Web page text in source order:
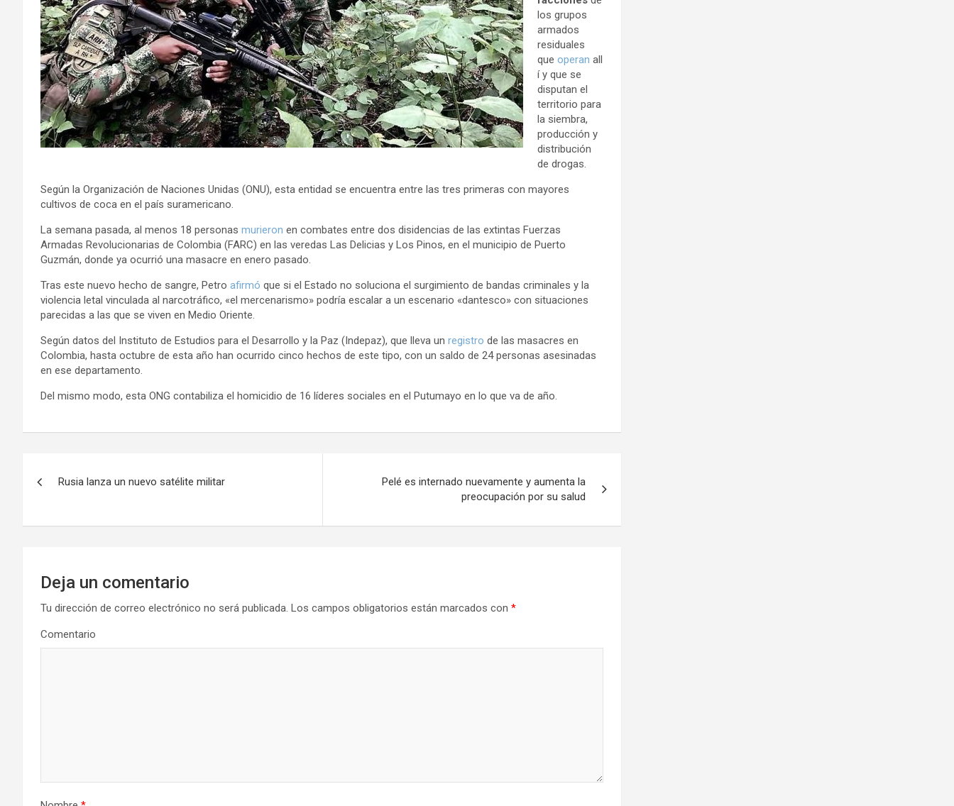
los grupos
armados
residuales
que operan all
í y que se
disputan el
territorio para
la siembra,
producción y
distribución
de drogas.
Según la Organización de Naciones Unidas (ONU), esta entidad se encuentra entre las tres primeras con mayores
cultivos de coca en el país suramericano.
La semana pasada, al menos 18 personas murieron en combates entre dos disidencias de las extintas Fuerzas
Armadas Revolucionarias de Colombia (FARC) en las veredas Las Delicias y Los Pinos, en el municipio de Puerto
Guzmán, donde ya ocurrió una masacre en enero pasado.
Tras este nuevo hecho de sangre, Petro afirmó que si el Estado no soluciona el surgimiento de bandas criminales y la
violencia letal vinculada al narcotráfico, «el mercenarismo» podría escalar a un escenario «dantesco» con situaciones
parecidas a las que se viven en Medio Oriente.
Según datos del Instituto de Estudios para el Desarrollo y la Paz (Indepaz), que lleva un registro de las masacres en
Colombia, hasta octubre de esta año han ocurrido cinco hechos de este tipo, con un saldo de 24 personas asesinadas
en ese departamento.
Del mismo modo, esta ONG contabiliza el homicidio de 16 líderes sociales en el Putumayo en lo que va de año.
v
Rusia lanza un nuevo satélite militar
Pelé es internado nuevamente y aumenta la
preocupación por su salud
Deja un comentario
Tu dirección de correo electrónico no será publicada. Los campos obligatorios están marcados con *
Comentario